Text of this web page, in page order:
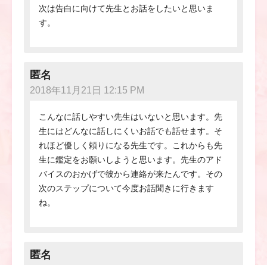
次は告白に向けて先生とお話をしたいと思いま
す。
匿名
2018年11月21日 12:15 PM
こんなに話しやすい先生はいないと思います。先
生にはどんなに話しにくいお話でも話せます。そ
れほど優しく頼りになる先生です。これからも先
生に鑑定をお願いしようと思います。先生のアド
バイスのおかげで彼から連絡が来たんです。その
次のステップについて今度お話聞きに行きます
ね。
匿名